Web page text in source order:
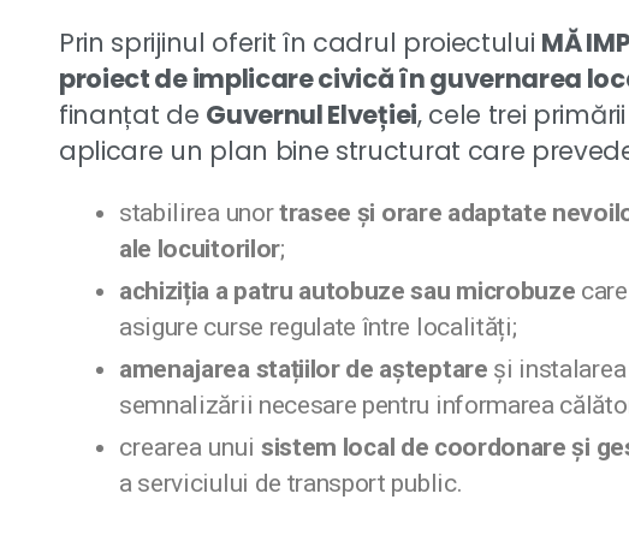
Prin sprijinul oferit în cadrul proiectului MĂ
proiect de implicare civică în guvernarea
finanțat de Guvernul Elveției, cele trei
aplicare un plan bine structurat care
stabilirea unortrasee și orare adaptate
ale locuitorilor;
achiziția a patru autobuze sau microbuze
asigure curse regulate între localități;
amenajarea stațiilor de așteptare și instalarea
semnalizării necesare pentru informarea
crearea unui sistem local de coordonare și
a serviciului de transport public.